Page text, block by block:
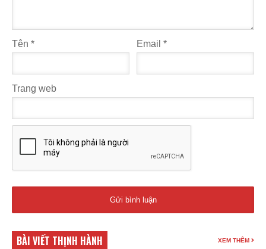
Tên * Email*
Trang web
BÀI VIẾT THỊNH HÀNH XEM THÊM